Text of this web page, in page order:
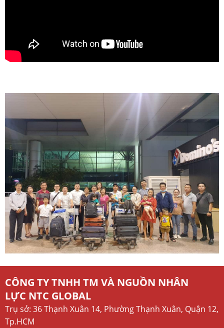
CÔNG TY TNHH TM VÀ NGUỒN NHÂN
LỰC NTC GLOBAL
Trụ sở: 36 Thạnh Xuân 14, Phường Thạnh Xuân, Quận 12,
Tp.HCM